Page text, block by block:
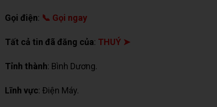
Gọi điện: 📞 Gọi ngay
Tất cả tin đã đăng của: THUÝ ➤
Tỉnh thành: Bình Dương.
Lĩnh vực: Điện Máy.